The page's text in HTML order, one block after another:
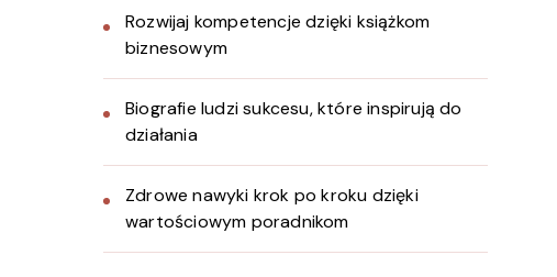
Rozwijaj kompetencje dzięki książkom
biznesowym
Biografie ludzi sukcesu, które inspirują do
działania
Zdrowe nawyki krok po kroku dzięki
wartościowym poradnikom